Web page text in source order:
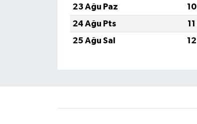
23 Ağu Paz
24 Ağu Pts
25 Ağu Sal